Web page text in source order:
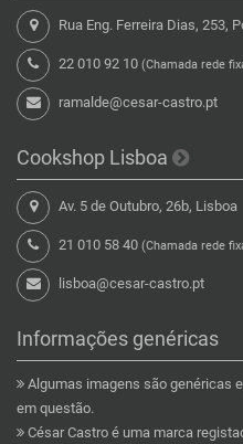
Rua Eng. Ferreira Dias, 253,
22 010 92 10 (Chamada rede
ramalde@cesar-castro.pt
Cookshop Lisboa
Av. 5 de Outubro, 26b, Lisboa
21 010 58 40 (Chamada rede
lisboa@cesar-castro.pt
Informações genéricas
Algumas imagens são genéricas
em questão.
César Castro é uma marca